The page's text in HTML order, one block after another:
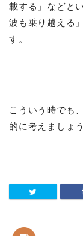
載する」などと
波も乗り越える
す。
こういう時でも
的に考えましょう